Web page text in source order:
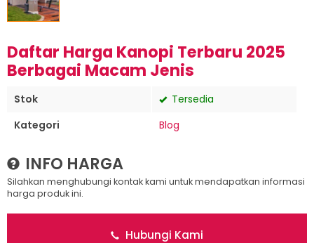
Daftar Harga Kanopi Terbaru 2025
Berbagai Macam Jenis
Stok
Tersedia
Kategori
Blog
INFO HARGA
Silahkan menghubungi kontak kami untuk mendapatkan informasi
harga produk ini.
Hubungi Kami